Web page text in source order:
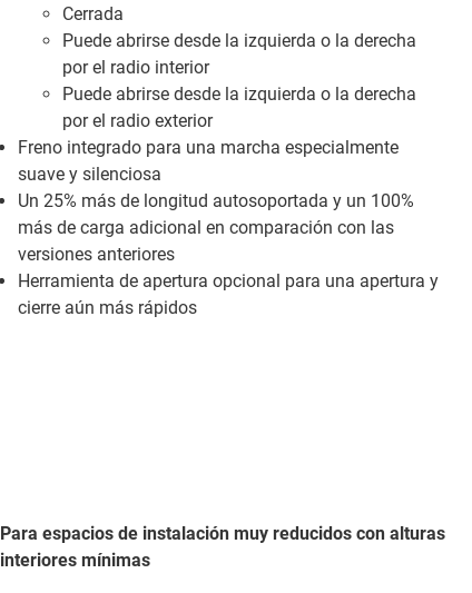
Cerrada
Puede abrirse desde la izquierda o la derecha
por el radio interior
Puede abrirse desde la izquierda o la derecha
por el radio exterior
Freno integrado para una marcha especialmente
suave y silenciosa
Un 25% más de longitud autosoportada y un 100%
más de carga adicional en comparación con las
versiones anteriores
Herramienta de apertura opcional para una apertura y
cierre aún más rápidos
Para espacios de instalación muy reducidos con alturas
interiores mínimas